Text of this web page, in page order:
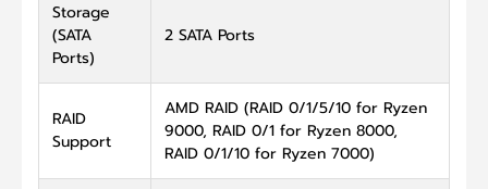
Storage
(SATA
Ports)
2 SATA Ports
RAID
Support
AMD RAID (RAID 0/1/5/10 for Ryzen
9000, RAID 0/1 for Ryzen 8000,
RAID 0/1/10 for Ryzen 7000)